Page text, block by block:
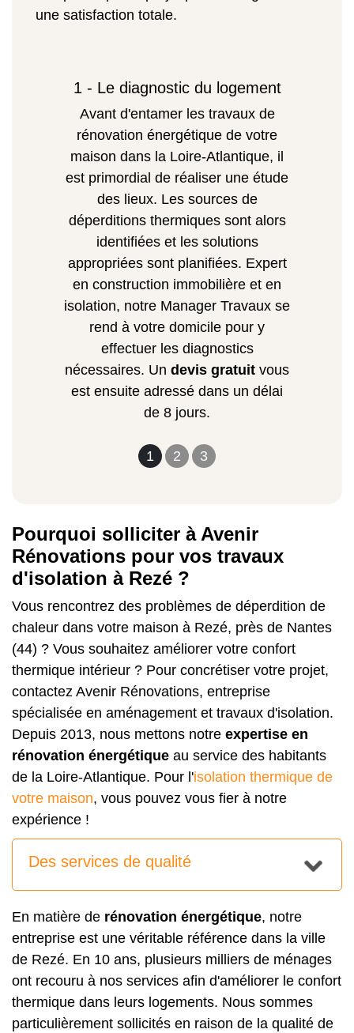
une satisfaction totale.
1 2 3
1 - Le diagnostic du logement
Avant d'entamer les travaux de
rénovation énergétique de votre
maison dans la Loire-Atlantique, il
est primordial de réaliser une étude
des lieux. Les sources de
déperditions thermiques sont alors
identifiées et les solutions
appropriées sont planifiées. Expert
en construction immobilière et en
isolation, notre Manager Travaux se
rend à votre domicile pour y
effectuer les diagnostics
nécessaires. Un devis gratuit vous
est ensuite adressé dans un délai
de 8 jours.
Pourquoi solliciter à Avenir
Rénovations pour vos travaux
d'isolation à Rezé ?
Vous rencontrez des problèmes de déperdition de
chaleur dans votre maison à Rezé, près de Nantes
(44) ? Vous souhaitez améliorer votre confort
thermique intérieur ? Pour concrétiser votre projet,
contactez Avenir Rénovations, entreprise
spécialisée en aménagement et travaux d'isolation.
Depuis 2013, nous mettons notre expertise en
rénovation énergétique au service des habitants
de la Loire-Atlantique. Pour l'isolation thermique de
votre maison, vous pouvez vous fier à notre
expérience !
Des services de qualité
En matière de rénovation énergétique, notre
entreprise est une véritable référence dans la ville
de Rezé. En 10 ans, plusieurs milliers de ménages
ont recouru à nos services afin d'améliorer le confort
thermique dans leurs logements. Nous sommes
particulièrement sollicités en raison de la qualité de